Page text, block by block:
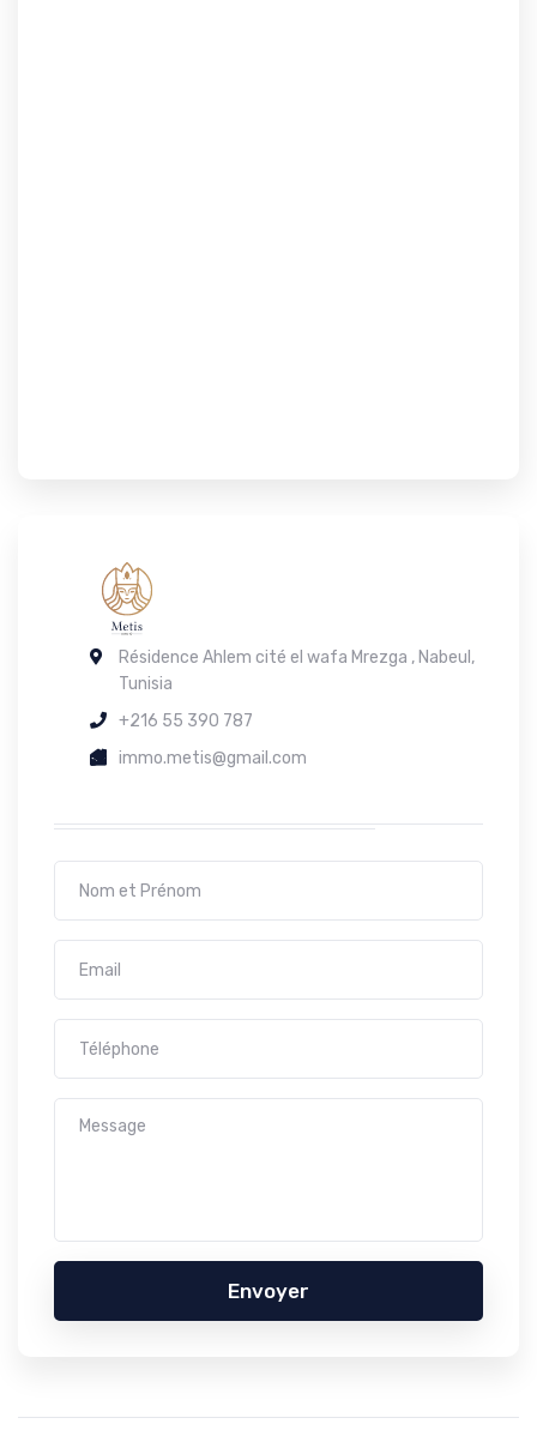
Résidence Ahlem cité el wafa Mrezga , Nabeul,
Tunisia
+216 55 390 787
immo.metis@gmail.com
Envoyer